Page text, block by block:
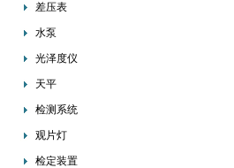
差压表
水泵
光泽度仪
天平
检测系统
观片灯
检定装置